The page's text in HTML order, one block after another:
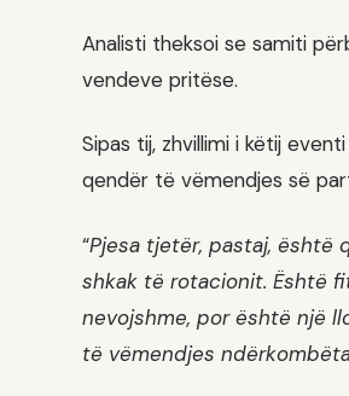
Analisti theksoi se samiti
vendeve pritëse.
Sipas tij, zhvillimi i këtij
qendër të vëmendjes së
“Pjesa tjetër, pastaj, është
shkak të rotacionit. Është
nevojshme, por është një
të vëmendjes